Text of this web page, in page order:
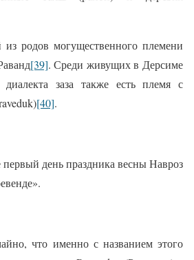
из родов могущественного племени
[39]. Среди живущих в Дерсиме
заза также есть племя с
[40].
день праздника весны Навроз
что именно с названием этого